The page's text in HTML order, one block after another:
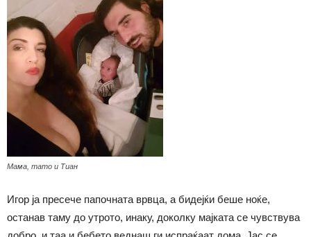
Мама, тато и Тиан
Игор ја пресече папочната врвца, а бидејќи беше ноќе,
останав таму до утрото, инаку, доколку мајката се чувствува